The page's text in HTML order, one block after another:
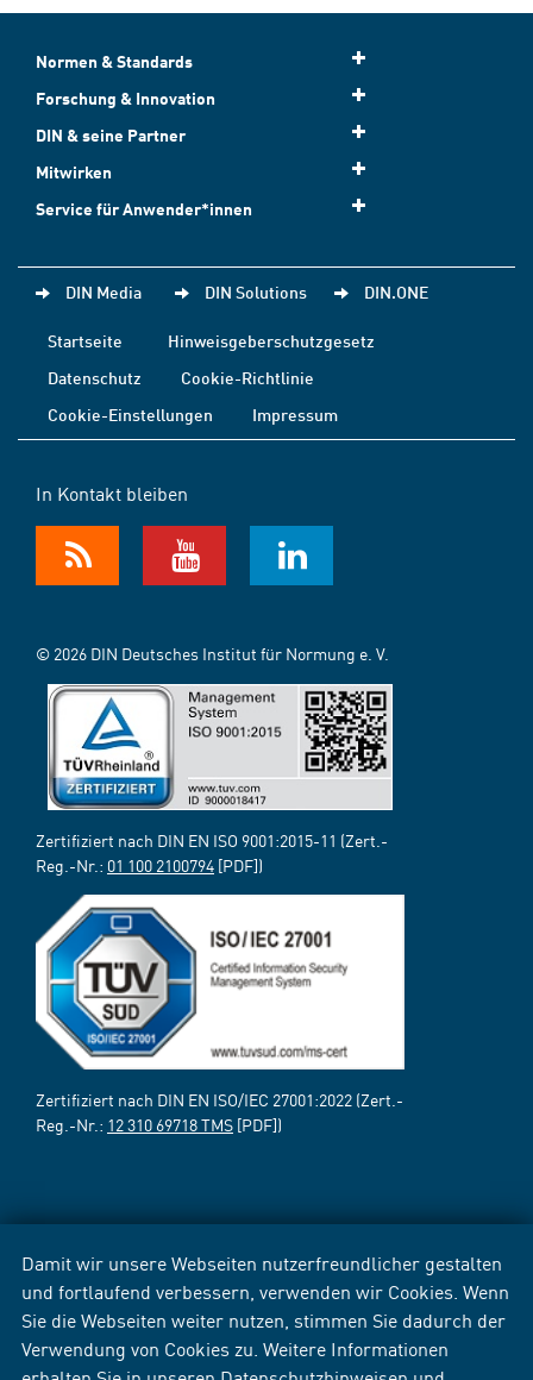
Damit wir unsere Webseiten nutzerfreundlicher gestalten
und fortlaufend verbessern, verwenden wir Cookies. Wenn
Sie die Webseiten weiter nutzen, stimmen Sie dadurch der
Verwendung von Cookies zu. Weitere Informationen
Normen & Standards
Forschung & Innovation
DIN & seine Partner
Mitwirken
Service für Anwender*innen
DIN Media DIN Solutions DIN.ONE
Startseite
Hinweisgeberschutzgesetz
Datenschutz
Cookie-Richtlinie
Cookie-Einstellungen
Impressum
In Kontakt bleiben
© 2026 DIN Deutsches Institut für Normung e. V.
Zertifiziert nach DIN EN ISO 9001:2015-11 (Zert.-
Reg.-Nr.: 01 100 2100794 [PDF])
Zertifiziert nach DIN EN ISO/IEC 27001:2022 (Zert.-
Reg.-Nr.: 12 310 69718 TMS [PDF])